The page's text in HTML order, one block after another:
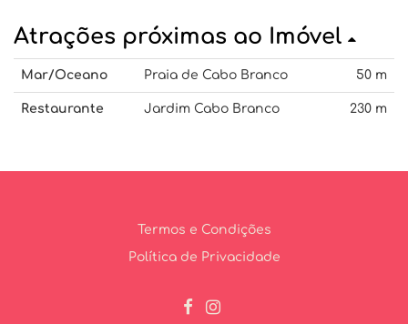
Atrações próximas ao Imóvel
Mar/Oceano Praia de Cabo Branco 50 m
Restaurante Jardim Cabo Branco 230 m
Termos e Condições
Política de Privacidade